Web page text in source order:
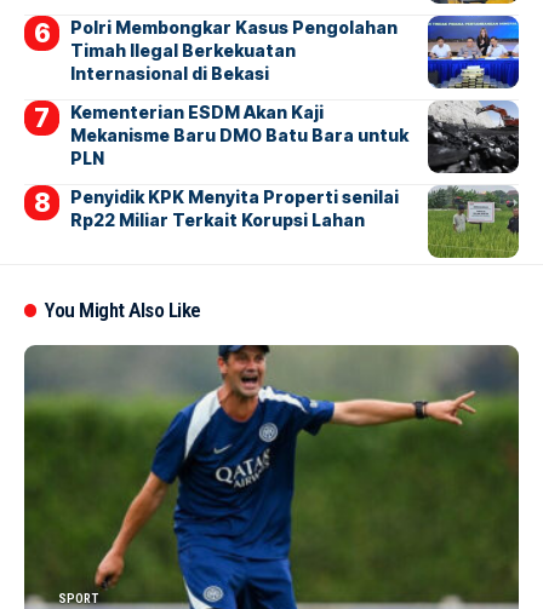
Polri Membongkar Kasus Pengolahan
Timah Ilegal Berkekuatan
Internasional di Bekasi
Kementerian ESDM Akan Kaji
Mekanisme Baru DMO Batu Bara untuk
PLN
Penyidik KPK Menyita Properti senilai
Rp22 Miliar Terkait Korupsi Lahan
You Might Also Like
SPORT